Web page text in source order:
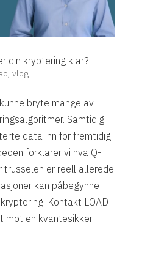
din kryptering klar?
, vlog
bryte mange av
Samtidig
data inn for fremtidig
forklarer vi hva Q-
trusselen er reell allerede
kan påbegynne
Kontakt LOAD
mot en kvantesikker